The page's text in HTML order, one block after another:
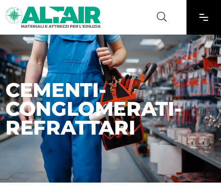
CEMENTI-
CONGLOMERATI-
REFRATTARI